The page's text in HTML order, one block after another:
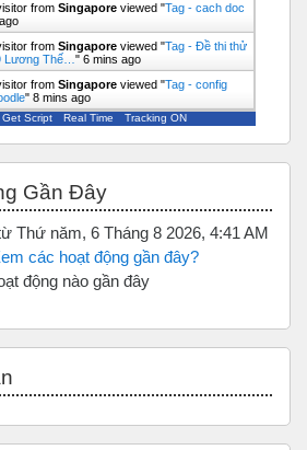
from Singapore viewed "Tag - cach doc
from Singapore viewed "Tag - Đề thi thử
Lương Thế… " 6 mins ago
from Singapore viewed "Tag - config
" 8 mins ago
Get Script Real Time Tracking ON
Gần Đây
Thứ năm, 6 Tháng 8 2026, 4:41 AM
các hoạt động gần đây?
động nào gần đây